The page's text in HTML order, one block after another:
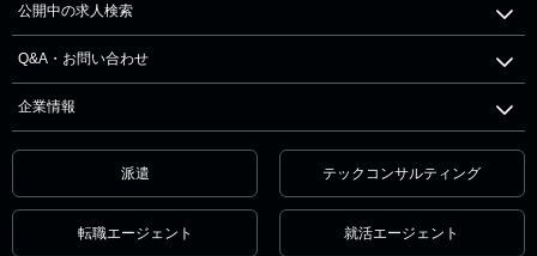
公開中の求人検索
Q&A・お問い合わせ
企業情報
派遣 テックコンサルティング
転職エージェント 就活エージェント